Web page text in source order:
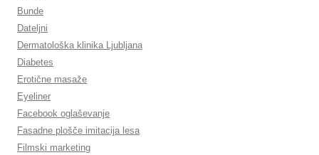
Bunde
Dateljni
Dermatološka klinika Ljubljana
Diabetes
Erotične masaže
Eyeliner
Facebook oglaševanje
Fasadne plošče imitacija lesa
Filmski marketing